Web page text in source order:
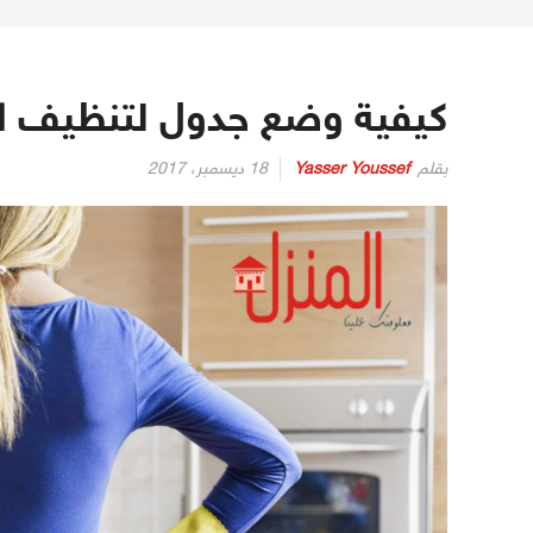
كيفية وضع جدول لتنظيف
بقلم Yasser Youssef 18 ديسمبر، 2017